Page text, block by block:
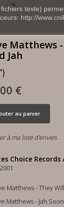
texte)
http://
Matthews
Jah
€
au panier
à ma liste d'envies
Choice Records
Matthews - They
Matthews - Jah